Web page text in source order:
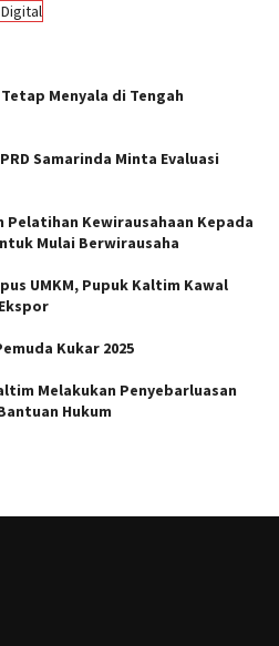
Menyala di Tengah
Samarinda Minta Evaluasi
Pelatihan Kewirausahaan Kepada
Mulai Berwirausaha
UMKM, Pupuk Kaltim Kawal
Kukar 2025
Melakukan Penyebarluasan
Hukum